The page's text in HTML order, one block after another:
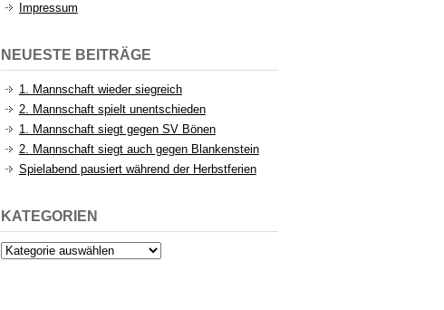
Impressum
NEUESTE BEITRÄGE
1. Mannschaft wieder siegreich
2. Mannschaft spielt unentschieden
1. Mannschaft siegt gegen SV Bönen
2. Mannschaft siegt auch gegen Blankenstein
Spielabend pausiert während der Herbstferien
KATEGORIEN
Kategorien